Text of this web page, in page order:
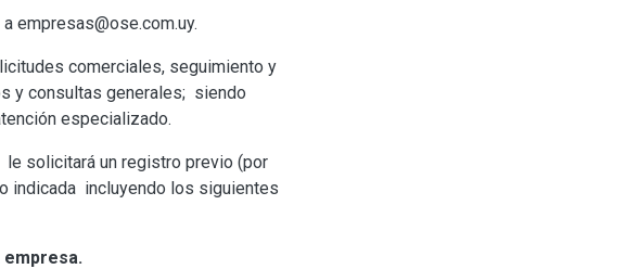
empresas@ose.com.uy.
comerciales, seguimiento y
y consultas generales; siendo
especializado.
solicitará un registro previo (por
indicada incluyendo los siguientes